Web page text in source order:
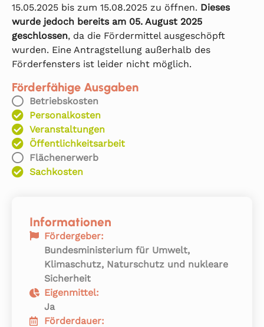
15.05.2025 bis zum 15.08.2025 zu öffnen. Dieses
wurde jedoch bereits am 05. August 2025
geschlossen, da die Fördermittel ausgeschöpft
wurden. Eine Antragstellung außerhalb des
Förderfensters ist leider nicht möglich.
Förderfähige Ausgaben
Betriebskosten
Personalkosten
Veranstaltungen
Öffentlichkeitsarbeit
Flächenerwerb
Sachkosten
Informationen
Fördergeber:
Bundesministerium für Umwelt,
Klimaschutz, Naturschutz und nukleare
Sicherheit
Eigenmittel:
Ja
Förderdauer: